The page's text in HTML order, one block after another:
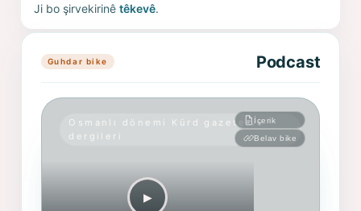
Ji bo şirvekirinêtêkevê.
Guhdar bike Podcast
Osmanlı dönemi Kürd gazete ve
dergileri
İçerik
Belav bike
▶︎